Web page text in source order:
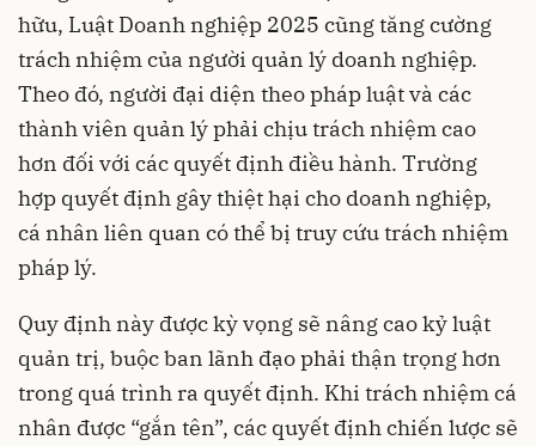
hữu, Luật Doanh nghiệp 2025 cũng tăng cường
trách nhiệm của người quản lý doanh nghiệp.
Theo đó, người đại diện theo pháp luật và các
thành viên quản lý phải chịu trách nhiệm cao
hơn đối với các quyết định điều hành. Trường
hợp quyết định gây thiệt hại cho doanh nghiệp,
cá nhân liên quan có thể bị truy cứu trách nhiệm
pháp lý.
Quy định này được kỳ vọng sẽ nâng cao kỷ luật
quản trị, buộc ban lãnh đạo phải thận trọng hơn
trong quá trình ra quyết định. Khi trách nhiệm cá
nhân được “gắn tên”, các quyết định chiến lược sẽ